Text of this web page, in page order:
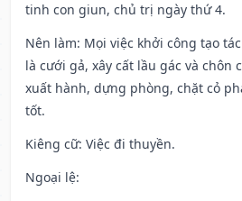
tinh con giun, chủ trị ngày thứ 4.
Nên làm: Mọi việc khởi công tạo
là cưới gả, xây cất lầu gác và chôn
xuất hành, dựng phòng, chặt cỏ
tốt.
Kiêng cữ: Việc đi thuyền.
Ngoại lệ: